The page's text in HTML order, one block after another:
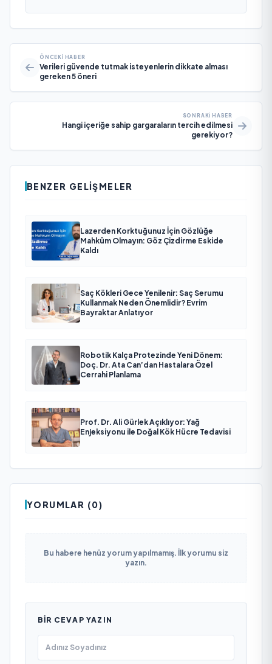
ÖNCEKI HABER
Verileri güvende tutmak isteyenlerin dikkate alması
gereken 5 öneri
SONRAKI HABER
Hangi içeriğe sahip gargaraların tercih edilmesi
gerekiyor?
BENZER GELIŞMELER
Lazerden Korktuğunuz İçin Gözlüğe
Mahkûm Olmayın: Göz Çizdirme Eskide
Kaldı
Saç Kökleri Gece Yenilenir: Saç Serumu
Kullanmak Neden Önemlidir? Evrim
Bayraktar Anlatıyor
Robotik Kalça Protezinde Yeni Dönem:
Doç. Dr. Ata Can’dan Hastalara Özel
Cerrahi Planlama
Prof. Dr. Ali Gürlek Açıklıyor: Yağ
Enjeksiyonu ile Doğal Kök Hücre Tedavisi
YORUMLAR (0)
Bu habere henüz yorum yapılmamış. İlk yorumu siz
yazın.
BIR CEVAP YAZIN